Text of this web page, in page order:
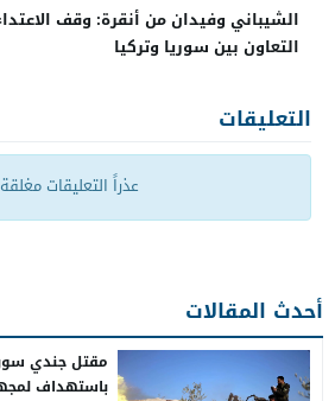
الشيباني وفيدان من أنقرة: وقف
التعاون بين سوريا وتركيا
التعليقات
عذراً التعليقات مغلقة
أحدث المقالات
مقتل جندي
باستهداف